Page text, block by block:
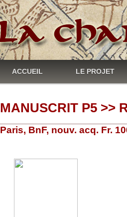
ACCUEIL LE PROJET
MANUSCRIT P5 >>
Paris, BnF, nouv. acq. Fr.